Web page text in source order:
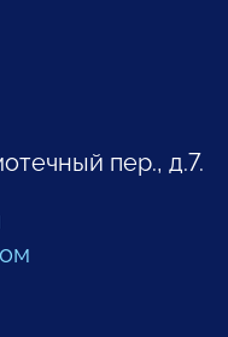
пер., д.7.